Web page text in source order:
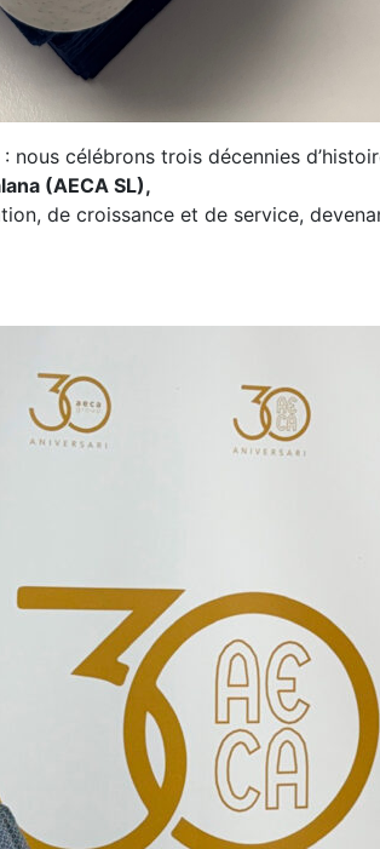
nous célébrons trois décennies
(AECA SL),
de croissance et de service,